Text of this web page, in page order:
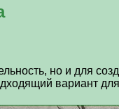
но и для
вариант